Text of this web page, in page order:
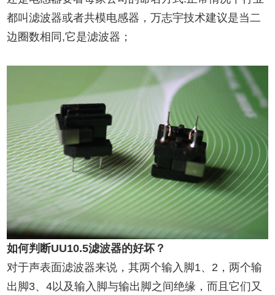
都叫滤波器或者共模电感器，万志宇技术建议是当二
边圈数相同,它是滤波器；
如何判断UU10.5滤波器的好坏？
对于声表面滤波器来说，其两个输入脚1、2，两个输
出脚3、4以及输入脚与输出脚之间绝缘，而且它们又